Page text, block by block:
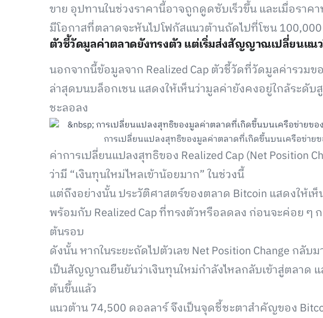
ขาย อุปทานในช่วงราคานี้อาจถูกดูดซับเร็วขึ้น และเมื่อรา
มีโอกาสที่ตลาดจะหันไปโฟกัสแนวต้านถัดไปที่โซน
ตัวชี้วัดมูลค่าตลาดยังทรงตัว แต่เริ่มส่งสัญญาณเปลี่ยนแน
นอกจากนี้ข้อมูลจาก Realized Cap ตัวชี้วัดที่วัดมูลค่ารวม
ล่าสุดบนบล็อกเชน แสดงให้เห็นว่ามูลค่ายังคงอยู่ใกล้ระดับ
ชะลอลง
การเปลี่ยนแปลงสุทธิของมูลค่าตลาดที่เกิดขึ้นบนเครือข่ายข
ค่าการเปลี่ยนแปลงสุทธิของ Realized Cap (Net Position
ว่ามี “เงินทุนใหม่ไหลเข้าน้อยมาก” ในช่วงนี้
แต่ถึงอย่างนั้น ประวัติศาสตร์ของตลาด Bitcoin แสดงให้เ
พร้อมกับ Realized Cap ที่ทรงตัวหรือลดลง ก่อนจะค่อย ๆ
ต้นรอบ
ดังนั้น หากในระยะถัดไปตัวเลข Net Position Change กลั
เป็นสัญญาณยืนยันว่าเงินทุนใหม่กำลังไหลกลับเข้าสู่ตลาด
ต้นขึ้นแล้ว
แนวต้าน 74,500 ดอลลาร์ จึงเป็นจุดชี้ชะตาสำคัญของ